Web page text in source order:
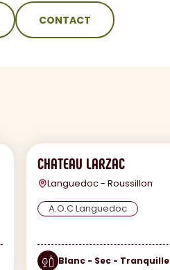
CONTACT
CHATEAU LARZAC
Languedoc - Roussillon
A.O.C Languedoc
Blanc - Sec - Tranquille